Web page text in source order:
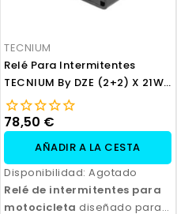
TECNIUM
Relé Para Intermitentes
TECNIUM By DZE (2+2) X 21W
/ LED
78,50 €
AÑADIR A LA CESTA
Disponibilidad:Agotado
Relé de intermitentes para
motocicleta diseñado para